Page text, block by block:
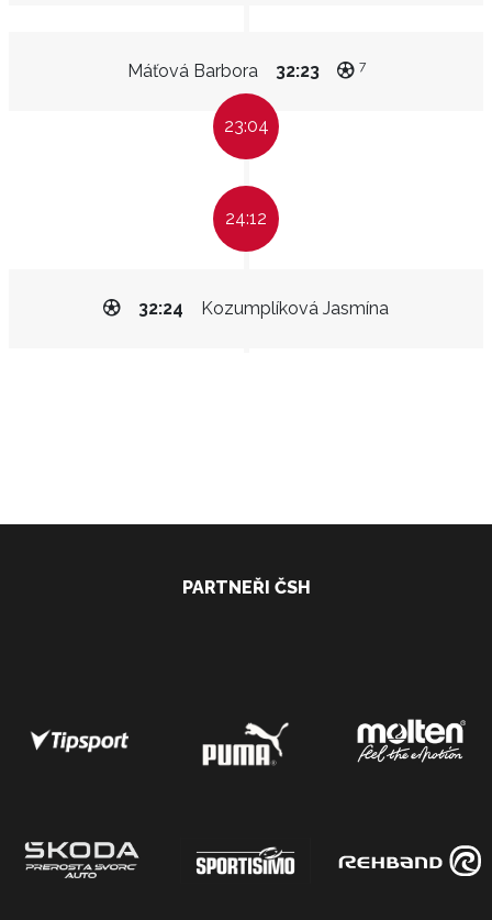
Máťová Barbora 32:23 7
23:04
24:12
Kozumplíková Jasmína
32:24
PARTNEŘI ČSH